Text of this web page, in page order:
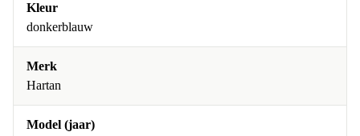
Kleur
donkerblauw
Merk
Hartan
Model (jaar)